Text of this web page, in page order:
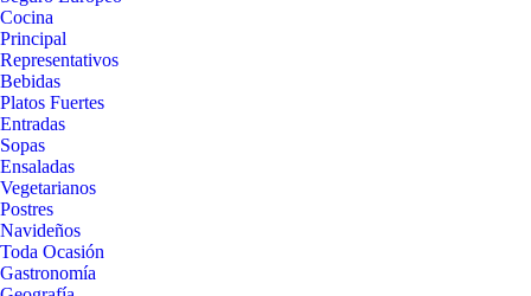
Cocina
Principal
Representativos
Bebidas
Platos Fuertes
Entradas
Sopas
Ensaladas
Vegetarianos
Postres
Navideños
Toda Ocasión
Gastronomía